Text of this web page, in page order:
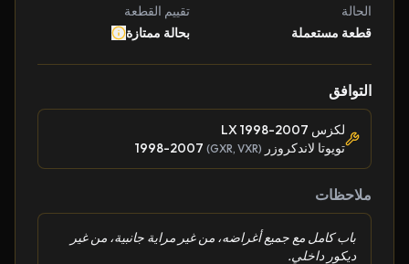
الحالة
قطعة مستعملة
تقييم القطعة
بحالة ممتازة
التوافق
لكزس LX 1998-2007
تويوتا لاندكروزر (GXR, VXR)
ملاحظات
باب كامل مع جميع أغراضه، من غير مراية جانبية، من غير
ديكور داخلي.